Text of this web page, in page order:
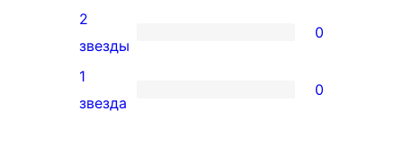
отзыв
3-
звездный
отзыв
0
2-
звездный
2
звезды
0
0
1
звезда
0